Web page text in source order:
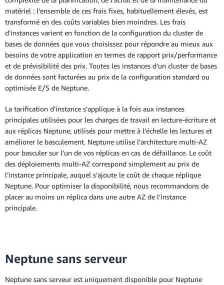
matériel : l’ensemble de ces frais fixes, habituellement élevés, est
transformé en des coûts variables bien moindres. Les frais
d’instances varient en fonction de la configuration du cluster de
bases de données que vous choisissez pour répondre au mieux aux
besoins de votre application en termes de rapport prix/performance
et de prévisibilité des prix. Toutes les instances d’un cluster de bases
de données sont facturées au prix de la configuration standard ou
optimisée E/S de Neptune.
La tarification d’instance s’applique à la fois aux instances
principales utilisées pour les charges de travail en lecture-écriture et
aux réplicas Neptune, utilisés pour mettre à l’échelle les lectures et
améliorer le basculement. Neptune utilise l’architecture multi-AZ
pour basculer sur l’un de vos réplicas en cas de défaillance. Le coût
des déploiements multi-AZ correspond simplement au prix de
l’instance principale, auquel s’ajoute le coût de chaque réplique
Neptune. Pour optimiser la disponibilité, nous recommandons de
placer au moins un réplica dans une autre AZ de l’instance
principale.
Neptune sans serveur
Neptune sans serveur est uniquement disponible pour Neptune